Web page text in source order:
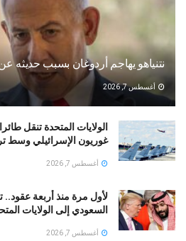
نتنياهو يهاجم أردوغان بسبب حديثه
أغسطس 7, 2026
الولايات المتحدة تنقل
غوريون الإسرائيلي وسط
أغسطس 7, 2026
لأول مرة منذ أربعة عقود..
السعودي إلى الولايات
أغسطس 7, 2026